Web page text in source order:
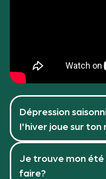
Dépression
l'hiver joue sur ton
Je trouve mon été
faire?